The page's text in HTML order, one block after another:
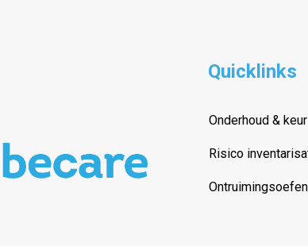
Quicklinks
Onderhoud &
Risico